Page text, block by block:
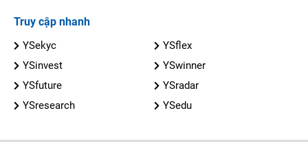
Truy cập nhanh
YSekyc
YSflex
YSinvest
YSwinner
YSfuture
YSradar
YSresearch
YSedu